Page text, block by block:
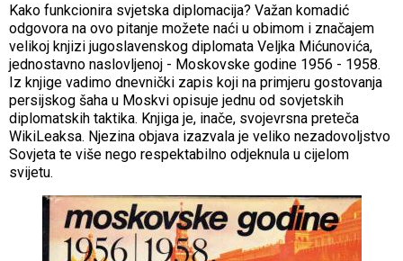
Kako funkcionira svjetska diplomacija? Važan komadić
odgovora na ovo pitanje možete naći u obimom i značajem
velikoj knjizi jugoslavenskog diplomata Veljka Mićunovića,
jednostavno naslovljenoj - Moskovske godine 1956 - 1958.
Iz knjige vadimo dnevnički zapis koji na primjeru gostovanja
persijskog šaha u Moskvi opisuje jednu od sovjetskih
diplomatskih taktika. Knjiga je, inače, svojevrsna preteča
WikiLeaksa. Njezina objava izazvala je veliko nezadovoljstvo
Sovjeta te više nego respektabilno odjeknula u cijelom
svijetu.